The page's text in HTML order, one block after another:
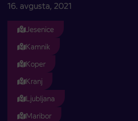
16. avgusta, 2021
Jesenice
Kamnik
Koper
Kranj
Ljubljana
Maribor